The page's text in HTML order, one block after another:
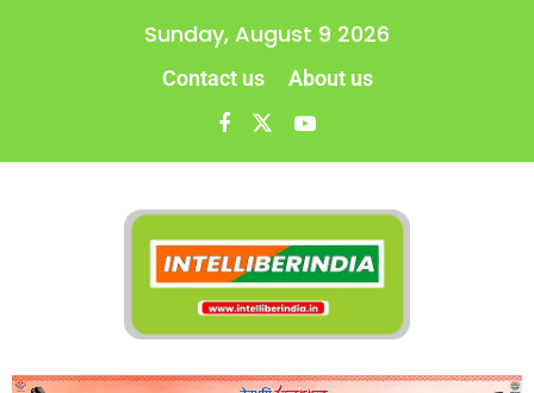
Sunday, August 9 2026
Contact us About us